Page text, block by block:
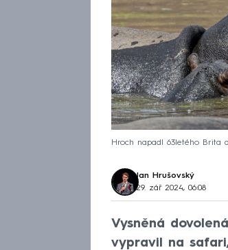
Hroch napadl 63letého Brita
Jan Hrušovský
29. zář 2024, 06:08
Vysněná
vypravil na